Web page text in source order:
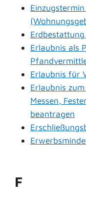
Erlaubnis als
Erlaubnis für
Erlaubnis
Messen,
beantragen
F